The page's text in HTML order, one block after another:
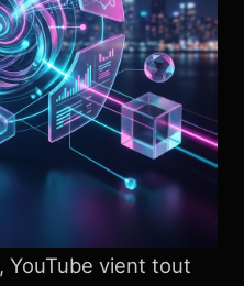
, YouTube vient tout